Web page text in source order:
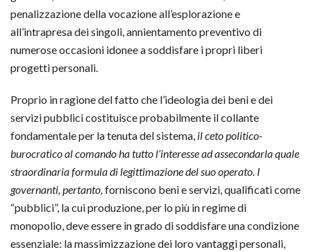
penalizzazione della vocazione all’esplorazione e
all’intrapresa dei singoli, annientamento preventivo di
numerose occasioni idonee a soddisfare i propri liberi
progetti personali.
Proprio in ragione del fatto che l’ideologia dei beni e dei
servizi pubblici costituisce probabilmente il collante
fondamentale per la tenuta del sistema, il ceto politico-
burocratico al comando ha tutto l’interesse ad assecondarla quale
straordinaria formula di legittimazione del suo operato. I
governanti, pertanto,forniscono beni e servizi, qualificati come
“pubblici”, la cui produzione, per lo più in regime di
monopolio, deve essere in grado di soddisfare una condizione
essenziale: la massimizzazione dei loro vantaggi personali,